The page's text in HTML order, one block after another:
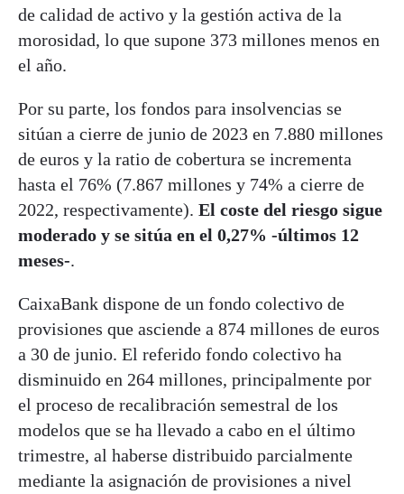
de calidad de activo y la gestión activa de la
morosidad, lo que supone 373 millones menos en
el año.
Por su parte, los fondos para insolvencias se
sitúan a cierre de junio de 2023 en 7.880 millones
de euros y la ratio de cobertura se incrementa
hasta el 76% (7.867 millones y 74% a cierre de
2022, respectivamente). El coste del riesgo sigue
moderado y se sitúa en el 0,27% -últimos 12
meses-.
CaixaBank dispone de un fondo colectivo de
provisiones que asciende a 874 millones de euros
a 30 de junio. El referido fondo colectivo ha
disminuido en 264 millones, principalmente por
el proceso de recalibración semestral de los
modelos que se ha llevado a cabo en el último
trimestre, al haberse distribuido parcialmente
mediante la asignación de provisiones a nivel